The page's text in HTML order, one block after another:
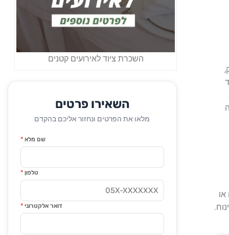
או
השכרת ציוד לאירועים קטנים
השאירו פרטים
מלאו את הפרטים ונחזור אליכם בהקדם
שם מלא*
טלפון*
דואר אלקטרוני*